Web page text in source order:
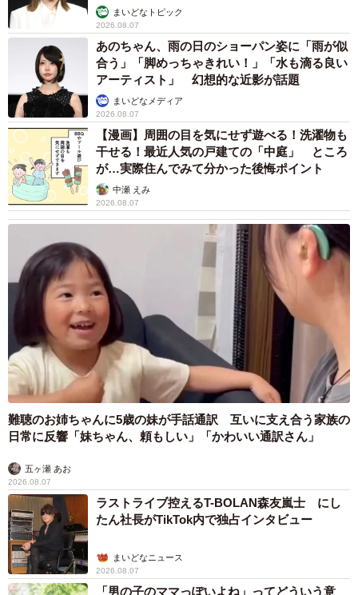
まいどなトピック
2026.08.07
あのちゃん、雨の日のショーパン姿に「雨が似
合う」「脚めっちゃきれい！」「水も滴る良い
アーティスト」 幻想的な近影が話題
まいどなメディア
2026.08.07
【漫画】周囲の目を気にせず遊べる！洗濯物も
干せる！最近人気の戸建ての「中庭」 ところ
が…実際住んでみて分かった後悔ポイント
中瀬 えみ
2026.08.07
難聴のお姉ちゃんに5歳の妹が手話通訳 互いに支え合う家族の
日常に反響「妹ちゃん、頼もしい」「かわいい通訳さん」
五ヶ瀬 あお
2026.08.07
ラストライブ控えるT-BOLAN森友嵐士 にし
たん社長がTikTok内で独占インタビュー
まいどなニュース
2026.08.07
「男の子のママっぽいよね」ってどういう意